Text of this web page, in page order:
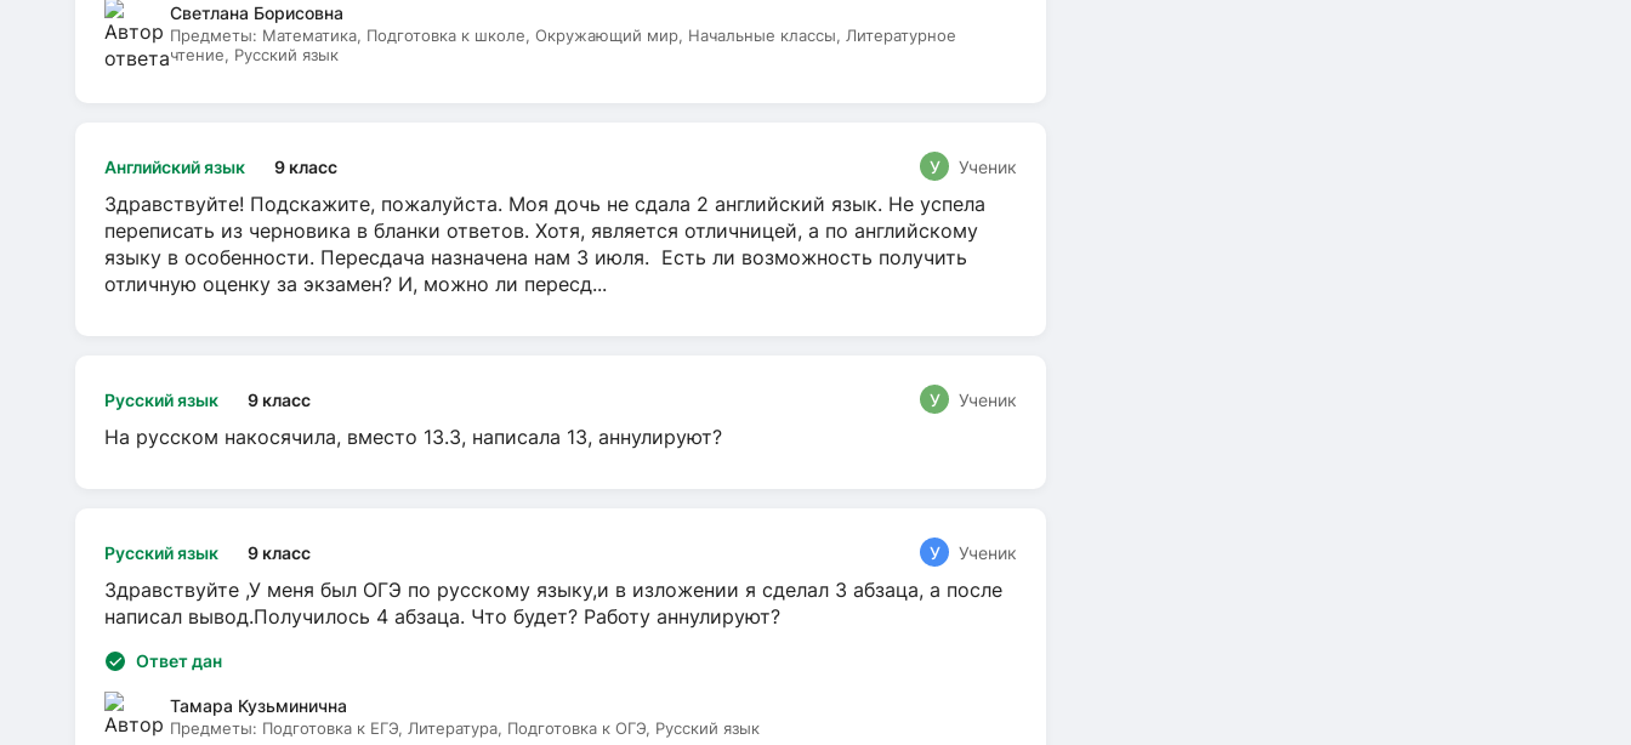
Светлана Борисовна
Предметы: Математика, Подготовка к школе, Окружающий мир, Начальные классы, Литературное
чтение, Русский язык
Английский язык 9 класс У Ученик
Здравствуйте! Подскажите, пожалуйста. Моя дочь не сдала 2 английский язык. Не успела
переписать из черновика в бланки ответов. Хотя, является отличницей, а по английскому
языку в особенности. Пересдача назначена нам 3 июля. Есть ли возможность получить
отличную оценку за экзамен? И, можно ли пересд...
Русский язык 9 класс У Ученик
На русском накосячила, вместо 13.3, написала 13, аннулируют?
Русский язык 9 класс У Ученик
Здравствуйте ,У меня был ОГЭ по русскому языку,и в изложении я сделал 3 абзаца, а после
написал вывод.Получилось 4 абзаца. Что будет? Работу аннулируют?
Ответ дан
Тамара Кузьминична
Предметы: Подготовка к ЕГЭ, Литература, Подготовка к ОГЭ, Русский язык